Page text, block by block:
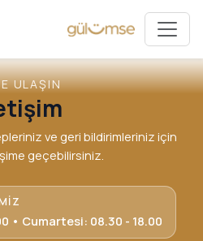
ULAŞIN
ve geri bildirimleriniz için
geçebilirsiniz.
• Cumartesi: 08.30 - 18.00